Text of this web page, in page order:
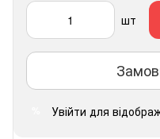
шт
Увійти для